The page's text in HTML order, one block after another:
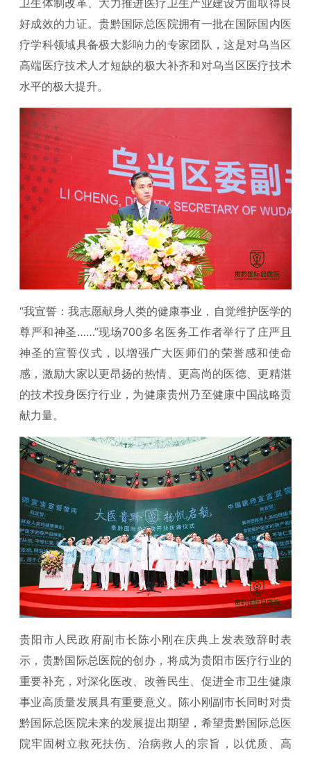
卫生体制改革、大力推进医疗卫生产业建设方面取得良
好成效的力证。贵黔国际总医院拥有一批在国际国内医
疗学科领域具备极大影响力的专家团队，这是对乌当区
高端医疗技术人才短缺的极大补齐和对乌当区医疗技术
水平的极大提升。
“我宣誓：我志愿献身人类的健康事业，自觉维护医学的
尊严和神圣……”现场700多名医务工作者举行了庄严且
神圣的宣誓仪式，以增强广大医师们的荣誉感和使命
感，激励大家以更昂扬的热情、更高尚的医德、更精湛
的技术投身医疗行业，为健康贵州乃至健康中国战略贡
献力量。
贵阳市人民政府副市长陈小刚在庆典上发表致辞时表
示，贵黔国际总医院的创办，将成为贵阳市医疗行业的
重要补充，对深化医改、改善民生、促进全市卫生健康
事业高质量发展具有重要意义。陈小刚副市长同时对贵
黔国际总医院未来的发展提出期望，希望贵黔国际总医
院牢固树立救死扶伤、治病救人的宗旨，以优质、高